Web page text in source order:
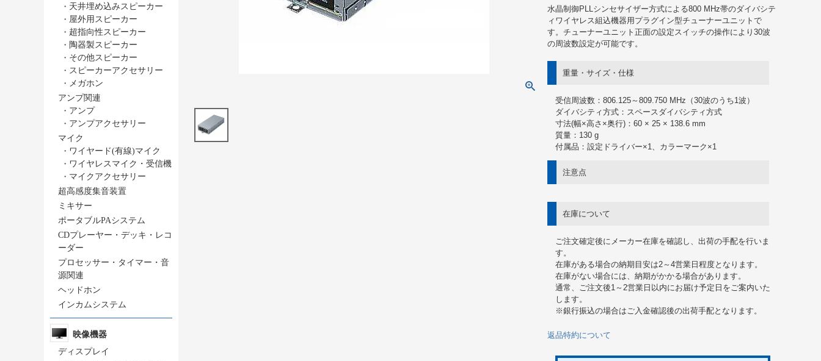
・ 天井埋め込みスピーカー
・ 屋外用スピーカー
・ 超指向性スピーカー
・ 陶器製スピーカー
・ その他スピーカー
・ スピーカーアクセサリー
・ メガホン
アンプ関連
・ アンプ
・ アンプアクセサリー
マイク
・ ワイヤード(有線)マイク
・ ワイヤレスマイク・受信機
・ マイクアクセサリー
超高感度集音装置
ミキサー
ポータブルPAシステム
CDプレーヤー・デッキ・レコ
ーダー
プロセッサー・タイマー・音
源関連
ヘッドホン
インカムシステム
映像機器
ディスプレイ
水晶制御PLLシンセサイザー方式による800 MHz帯のダイバシテ
ィワイヤレス組込機器用プラグイン型チューナーユニットで
す。チューナーユニット正面の設定スイッチの操作により30波
の周波数設定が可能です。
重量・サイズ・仕様
受信周波数：806.125～809.750 MHz（30波のうち1波）
ダイバシティ方式：スペースダイバシティ方式
寸法(幅×高さ×奥行)：60 × 25 × 138.6 mm
質量：130 g
付属品：設定ドライバー×1、カラーマーク×1
注意点
在庫について
ご注文確定後にメーカー在庫を確認し、出荷の手配を行いま
す。
在庫がある場合の納期目安は2～4営業日程度となります。
在庫がない場合には、納期がかかる場合があります。
通常、ご注文後1～2営業日以内にお届け予定日をご案内いた
します。
※銀行振込の場合はご入金確認後の出荷手配となります。
返品特約について